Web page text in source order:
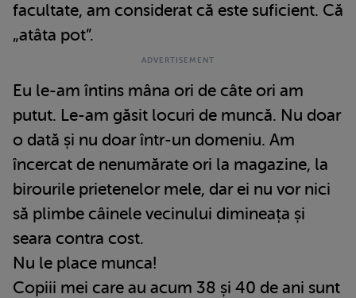
facultate, am considerat că este suficient. Că
„atâta pot”.
Eu le-am întins mâna ori de câte ori am
putut. Le-am găsit locuri de muncă. Nu doar
o dată și nu doar într-un domeniu. Am
încercat de nenumărate ori la magazine, la
birourile prietenelor mele, dar ei nu vor nici
să plimbe câinele vecinului dimineața și
seara contra cost.
Nu le place munca!
Copiii mei care au acum 38 și 40 de ani sunt